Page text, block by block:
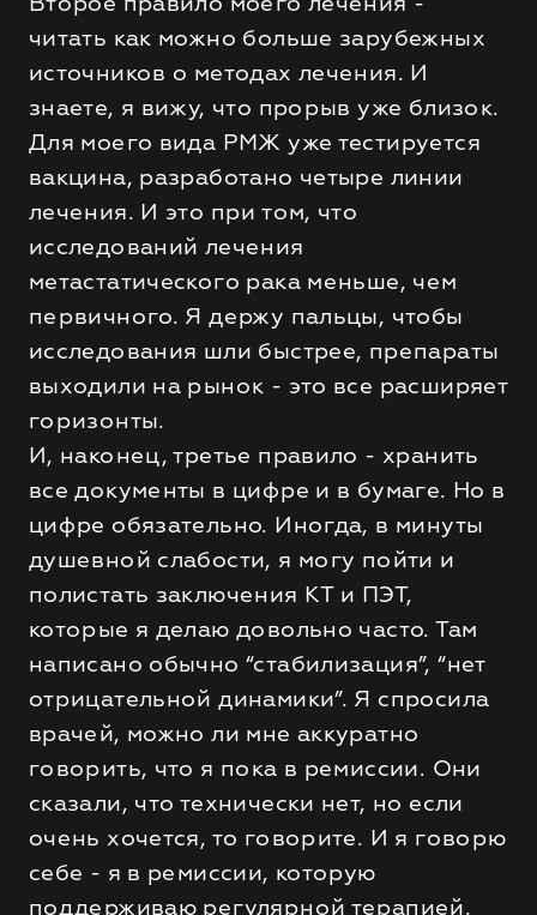
читать как можно больше зарубежных
источников о методах лечения. И
знаете, я вижу, что прорыв уже близок.
Для моего вида РМЖ уже тестируется
вакцина, разработано четыре линии
лечения. И это при том, что
исследований лечения
метастатического рака меньше, чем
первичного. Я держу пальцы, чтобы
исследования шли быстрее, препараты
выходили на рынок - это все расширяет
горизонты.
И, наконец, третье правило - хранить
все документы в цифре и в бумаге. Но в
цифре обязательно. Иногда, в минуты
душевной слабости, я могу пойти и
полистать заключения КТ и ПЭТ,
которые я делаю довольно часто. Там
написано обычно “стабилизация”, “нет
отрицательной динамики”. Я спросила
врачей, можно ли мне аккуратно
говорить, что я пока в ремиссии. Они
сказали, что технически нет, но если
очень хочется, то говорите. И я говорю
себе - я в ремиссии, которую
поддерживаю регулярной терапией.